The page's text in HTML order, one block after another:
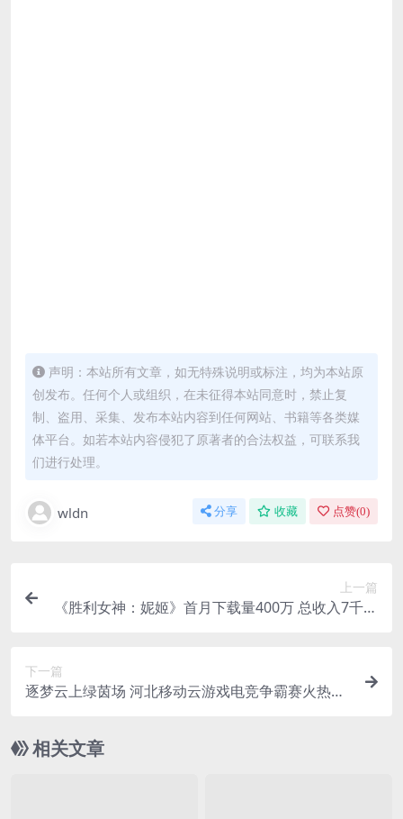
声明：本站所有文章，如无特殊说明或标注，均为本站原
创发布。任何个人或组织，在未征得本站同意时，禁止复
制、盗用、采集、发布本站内容到任何网站、书籍等各类媒
体平台。如若本站内容侵犯了原著者的合法权益，可联系我
们进行处理。
wldn 分享 收藏 点赞(0)
上一篇
《胜利女神：妮姬》首月下载量400万 总收入7千万
下一篇
逐梦云上绿茵场 河北移动云游戏电竞争霸赛火热报
相关文章